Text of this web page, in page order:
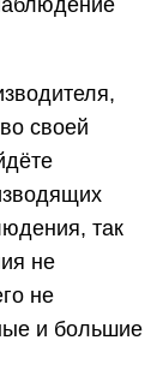
своей
так
не
не
и большие